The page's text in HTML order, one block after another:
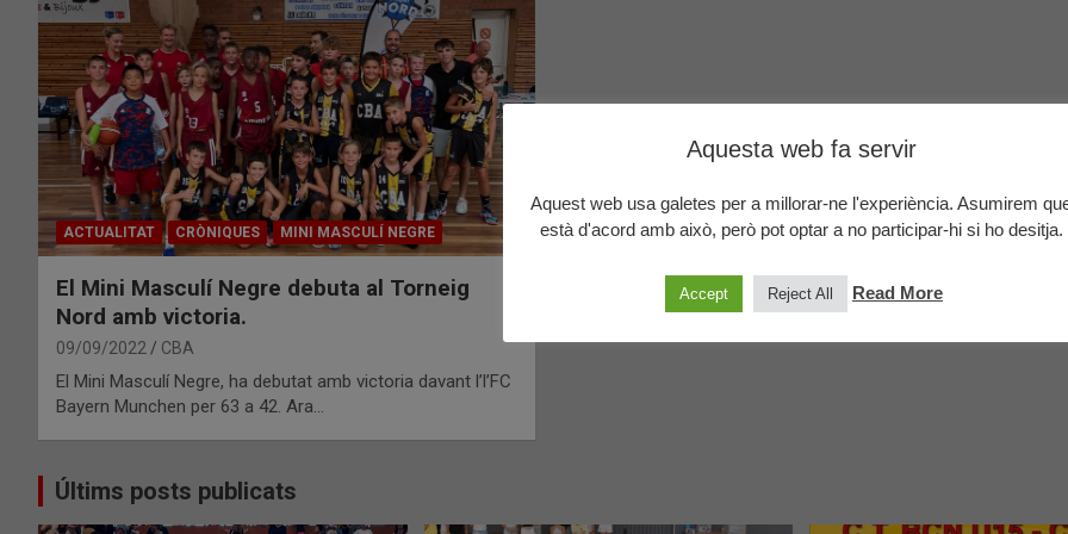
ACTUALITAT CRÒNIQUES MINI MASCULÍ NEGRE
El Mini Masculí Negre debuta al Torneig
Nord amb victoria.
09/09/2022 CBA
El Mini Masculí Negre, ha debutat amb victoria davant l’l’FC
Bayern Munchen per 63 a 42. Ara…
Últims posts publicats
Aquesta web fa servir
Aquest web usa galetes per a millorar-ne l'experiència. Asumirem
està d'acord amb això, però pot optar a no participar-hi si ho desitja.
Accept Reject All Read More